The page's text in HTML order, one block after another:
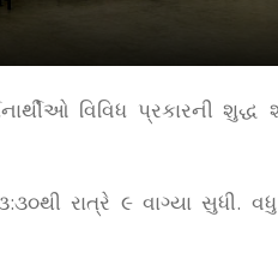
વિવિધ પ્રકારની
રાત્રે ૯ વાગ્યા સુધી.